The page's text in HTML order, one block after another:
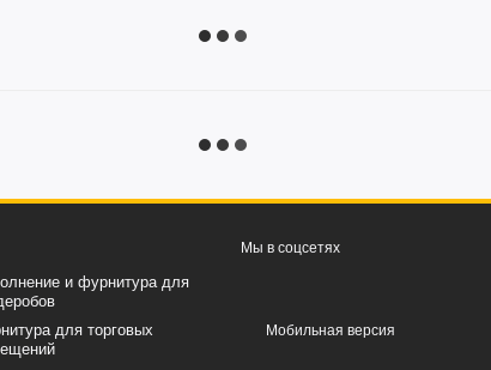
и фурнитура для
для торговых
Мы в соцсетях
Мобильная версия